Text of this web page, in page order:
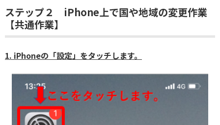
ステップ２ iPhone上で国や地域の変更作業
【共通作業】
1. iPhoneの「設定」をタッチします。